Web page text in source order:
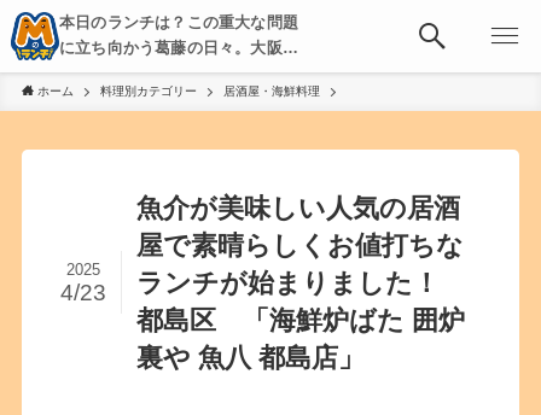
本日のランチは？この重大な問題
に立ち向かう葛藤の日々。大阪・
京都・神戸を中心とした食べ歩
き、飲み歩きを綴る。
ホーム 料理別カテゴリー 居酒屋・海鮮料理
魚介が美味しい人気の居酒
屋で素晴らしくお値打ちな
ランチが始まりました！
都島区 「海鮮炉ばた 囲炉
裏や 魚八 都島店」
2025
4/23